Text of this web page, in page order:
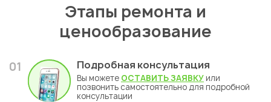
Этапы ремонта и
ценообразование
01 Подробная консультация
Вы можете ОСТАВИТЬ ЗАЯВКУ или
позвонить самостоятельно для подробной
консультации